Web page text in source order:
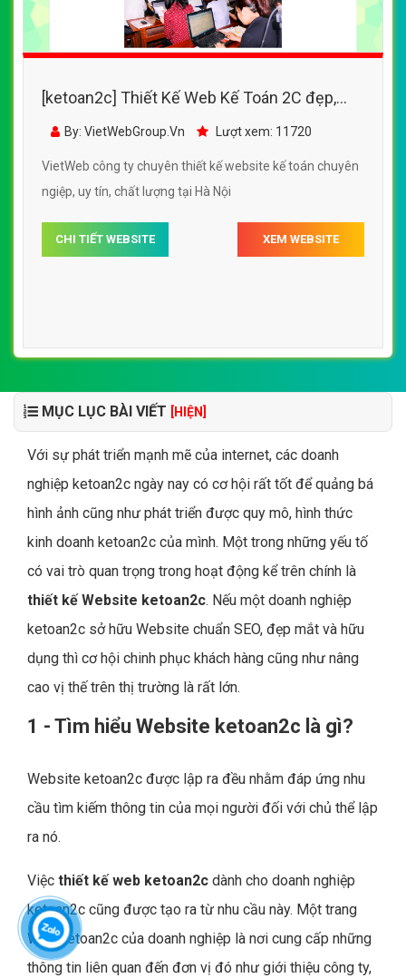
[ketoan2c] Thiết Kế Web Kế Toán 2C đẹp,
chuyên nghiệp chuẩn SEO
By: VietWebGroup.Vn Lượt xem: 11720
VietWeb công ty chuyên thiết kế website kế toán chuyên
ngiệp, uy tín, chất lượng tại Hà Nội
CHI TIẾT WEBSITE XEM WEBSITE
MỤC LỤC BÀI VIẾT [HIỆN]
Với sự phát triển mạnh mẽ của internet, các doanh
nghiệp ketoan2c ngày nay có cơ hội rất tốt để quảng bá
hình ảnh cũng như phát triển được quy mô, hình thức
kinh doanh ketoan2c của mình. Một trong những yếu tố
có vai trò quan trọng trong hoạt động kể trên chính là
thiết kế Website ketoan2c. Nếu một doanh nghiệp
ketoan2c sở hữu Website chuẩn SEO, đẹp mắt và hữu
dụng thì cơ hội chinh phục khách hàng cũng như nâng
cao vị thế trên thị trường là rất lớn.
1 - Tìm hiểu Website ketoan2c là gì?
Website ketoan2c được lập ra đều nhằm đáp ứng nhu
cầu tìm kiếm thông tin của mọi người đối với chủ thể lập
ra nó.
Việc thiết kế web ketoan2c dành cho doanh nghiệp
ketoan2c cũng được tạo ra từ nhu cầu này. Một trang
Web ketoan2c của doanh nghiệp là nơi cung cấp những
thông tin liên quan đến đơn vị đó như giới thiệu công ty,